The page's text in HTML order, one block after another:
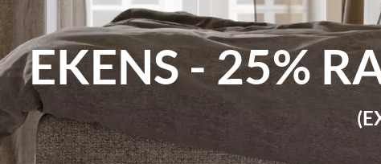
EKENS - 25%